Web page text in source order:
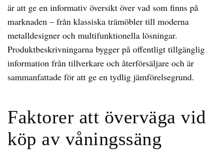
är att ge en informativ översikt över vad som finns på
marknaden – från klassiska trämöbler till moderna
metalldesigner och multifunktionella lösningar.
Produktbeskrivningarna bygger på offentligt tillgänglig
information från tillverkare och återförsäljare och är
sammanfattade för att ge en tydlig jämförelsegrund.
Faktorer att överväga vid
köp av våningssäng